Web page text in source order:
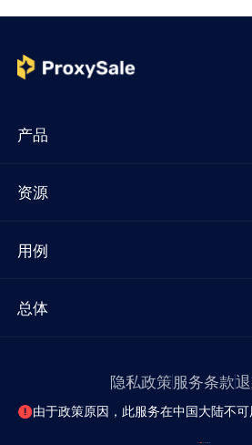
产品
资源
用例
总体
隐私政策服务条款
由于政策原因，此服务在中国大陆不可